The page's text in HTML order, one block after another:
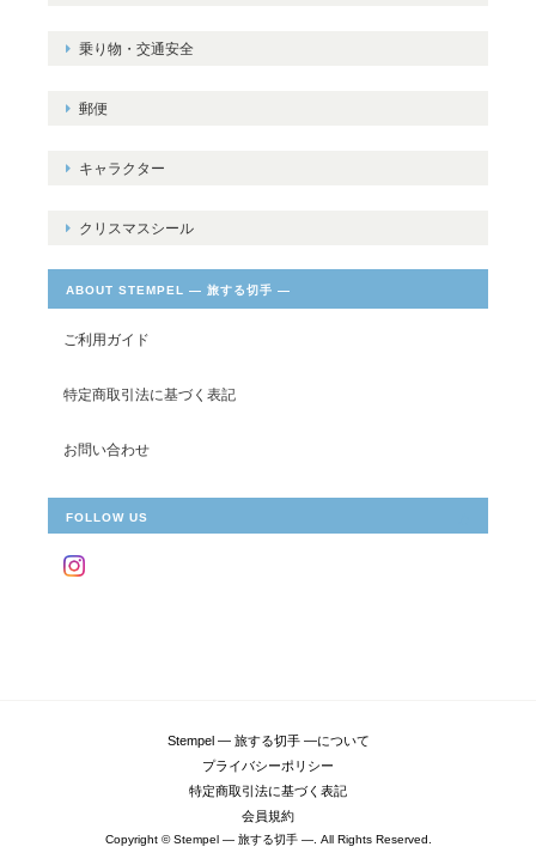
乗り物・交通安全
郵便
キャラクター
クリスマスシール
ABOUT STEMPEL ― 旅する切手 ―
ご利用ガイド
特定商取引法に基づく表記
お問い合わせ
FOLLOW US
Stempel ― 旅する切手 ―について
プライバシーポリシー
特定商取引法に基づく表記
会員規約
Copyright © Stempel ― 旅する切手 ―. All Rights Reserved.